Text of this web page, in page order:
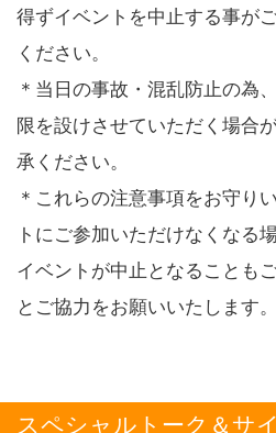
得ずイベントを中止する事が
ください。
＊当日の事故・混乱防止の為
限を設けさせていただく場合
承ください。
＊これらの注意事項をお守り
トにご参加いただけなくなる
イベントが中止となることも
とご協力をお願いいたします。
スペシャルトーク＆サ